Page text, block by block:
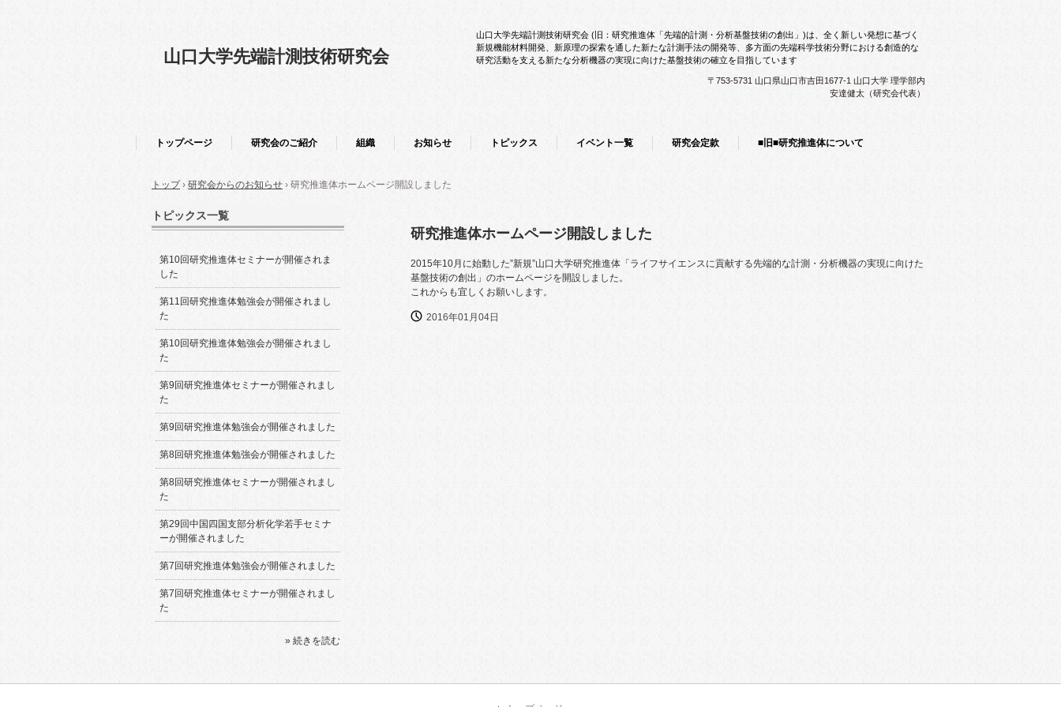
山口大学先端計測技術研究会
山口大学先端計測技術研究会 (旧：研究推進体「先端的計測・分析基盤技術の創出」)は、全く新しい発想に基づく
新規機能材料開発、新原理の探索を通した新たな計測手法の開発等、多方面の先端科学技術分野における創造的な
研究活動を支える新たな分析機器の実現に向けた基盤技術の確立を目指しています
〒753-5731 山口県山口市吉田1677-1 山口大学 理学部内
安達健太（研究会代表）
トップページ 研究会のご紹介 組織 お知らせ トピックス イベント一覧 研究会定款 ■旧■研究推進体について
トップ › 研究会からのお知らせ › 研究推進体ホームページ開設しました
研究推進体ホームページ開設しました
2015年10月に始動した”新規”山口大学研究推進体「ライフサイエンスに貢献する先端的な計測・分析機器の実現に向けた
基盤技術の創出」のホームページを開設しました。
これからも宜しくお願いします。
2016年01月04日
トピックス一覧
第10回研究推進体セミナーが開催されま
した
第11回研究推進体勉強会が開催されまし
た
第10回研究推進体勉強会が開催されまし
た
第9回研究推進体セミナーが開催されまし
た
第9回研究推進体勉強会が開催されました
第8回研究推進体勉強会が開催されました
第8回研究推進体セミナーが開催されまし
た
第29回中国四国支部分析化学若手セミナ
ーが開催されました
第7回研究推進体勉強会が開催されました
第7回研究推進体セミナーが開催されまし
た
» 続きを読む